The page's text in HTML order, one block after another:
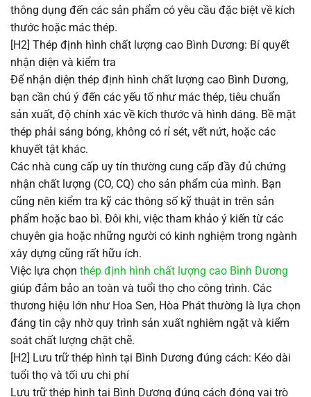
thông dụng đến các sản phẩm có yêu cầu đặc biệt về kích
thước hoặc mác thép.
[H2] Thép định hình chất lượng cao Bình Dương: Bí quyết
nhận diện và kiểm tra
Để nhận diện thép định hình chất lượng cao Bình Dương,
bạn cần chú ý đến các yếu tố như mác thép, tiêu chuẩn
sản xuất, độ chính xác về kích thước và hình dáng. Bề mặt
thép phải sáng bóng, không có rỉ sét, vết nứt, hoặc các
khuyết tật khác.
Các nhà cung cấp uy tín thường cung cấp đầy đủ chứng
nhận chất lượng (CO, CQ) cho sản phẩm của mình. Bạn
cũng nên kiểm tra kỹ các thông số kỹ thuật in trên sản
phẩm hoặc bao bì. Đôi khi, việc tham khảo ý kiến từ các
chuyên gia hoặc những người có kinh nghiệm trong ngành
xây dựng cũng rất hữu ích.
Việc lựa chọn thép định hình chất lượng cao Bình Dương
giúp đảm bảo an toàn và tuổi thọ cho công trình. Các
thương hiệu lớn như Hoa Sen, Hòa Phát thường là lựa chọn
đáng tin cậy nhờ quy trình sản xuất nghiêm ngặt và kiểm
soát chất lượng chặt chẽ.
[H2] Lưu trữ thép hình tại Bình Dương đúng cách: Kéo dài
tuổi thọ và tối ưu chi phí
Lưu trữ thép hình tại Bình Dương đúng cách đóng vai trò